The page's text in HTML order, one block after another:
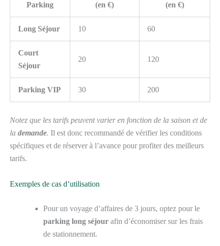
Parking
(en €)
(en €)
Long Séjour 10 60
Court
Séjour
20 120
Parking VIP 30 200
Notez que les tarifs peuvent varier en fonction de la saison et de
la demande. Il est donc recommandé de vérifier les conditions
spécifiques et de réserver à l’avance pour profiter des meilleurs
tarifs.
Exemples de cas d’utilisation
Pour un voyage d’affaires de 3 jours, optez pour le
parking long séjour afin d’économiser sur les frais
de stationnement.